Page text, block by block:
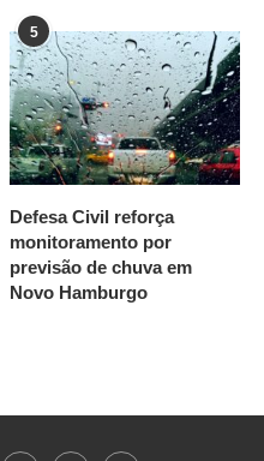
5
Defesa Civil reforça
monitoramento por
previsão de chuva em
Novo Hamburgo